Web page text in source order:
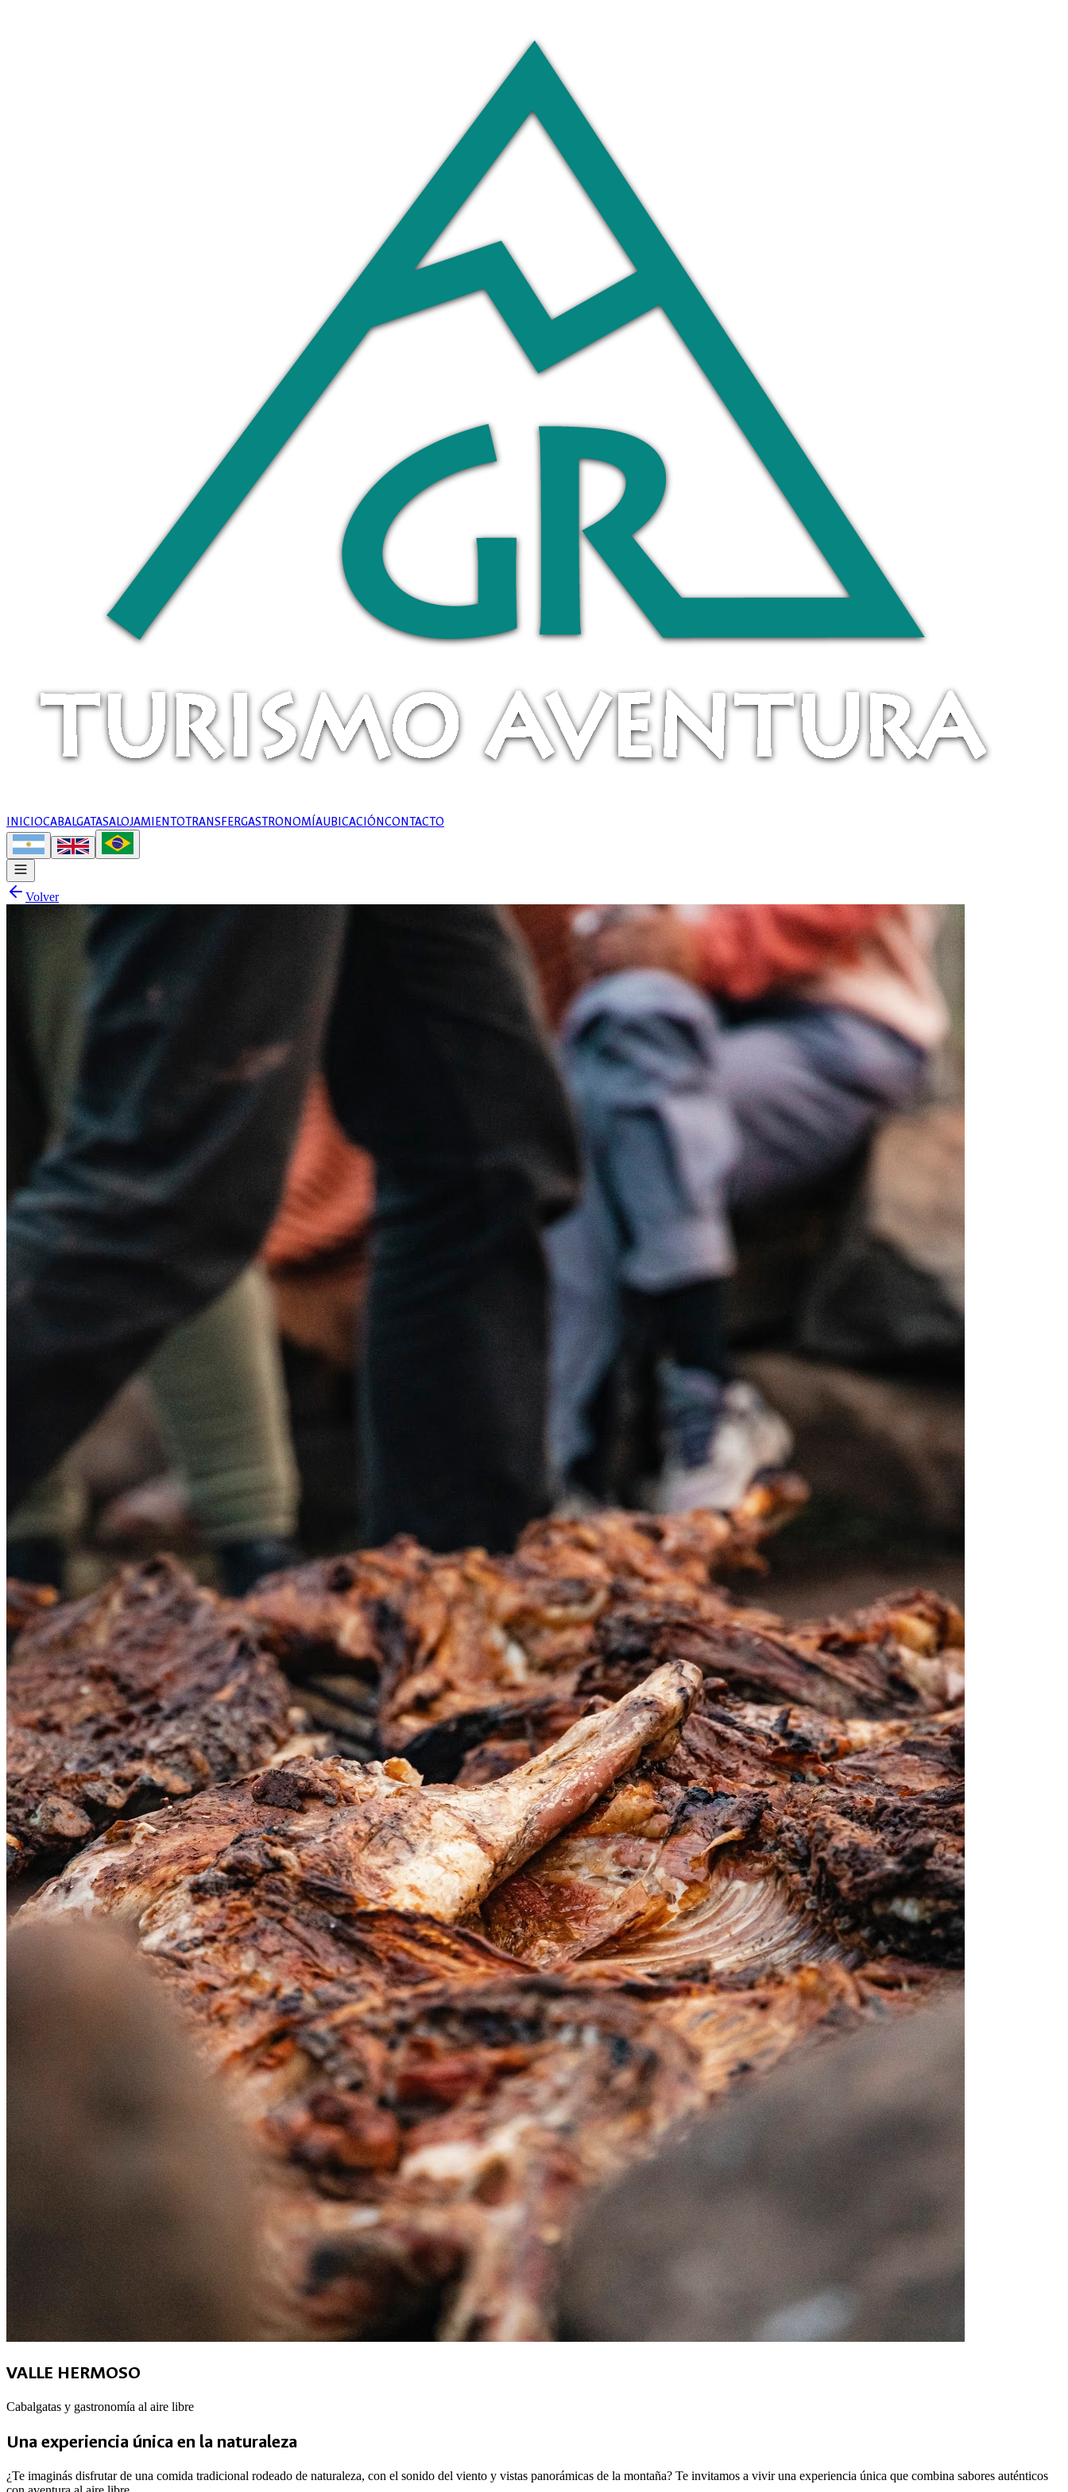
INICIOCABALGATASALOJAMIENTOTRANSFERGASTRONOMÍAUBICACIÓNCONTACTO
Volver
VALLE HERMOSO
Cabalgatas y gastronomía al aire libre
Una experiencia única en la naturaleza
¿Te imaginás disfrutar de una comida tradicional rodeado de naturaleza, con el sonido del viento y vistas panorámicas de la montaña? Te invitamos a vivir una experiencia única que combina sabores auténticos